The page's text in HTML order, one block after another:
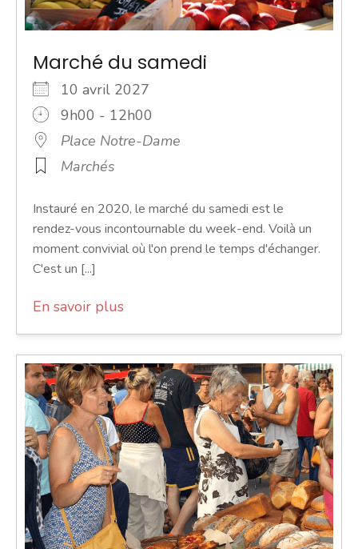
Marché du samedi
10 avril 2027
9h00 - 12h00
Place Notre-Dame
Marchés
Instauré en 2020, le marché du samedi est le
rendez-vous incontournable du week-end. Voilà un
moment convivial où l'on prend le temps d'échanger.
C'est un [...]
En savoir plus